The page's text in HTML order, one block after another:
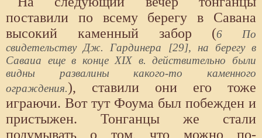
поставили по всему берегу в Савана
высокий каменный забор (6 По
свидетельству Дж. Гардинера [29], на берегу в
Саваиа еще в конце XIX в. действительно были
видны развалины какого-то каменного
ограждения.), ставили они его тоже
играючи. Вот тут Фоума был побежден и
пристыжен. Тонганцы же стали
подумывать о том, что можно по-